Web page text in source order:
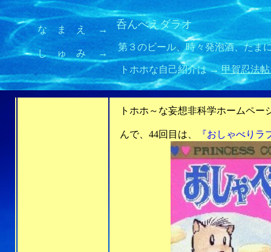
な ま え →
し ゅ み →
呑んべえダラオ
第３のビール、時々発泡酒、たま
トホホな自己紹介は → 甲賀忍法
をご覧下
トホホ～な妄想非科学ホームペー
んで、44回目は、 『おしゃべり